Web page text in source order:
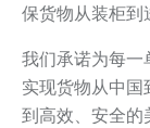
保货物从装柜到
我们承诺为每一
实现货物从中
到高效、安全的